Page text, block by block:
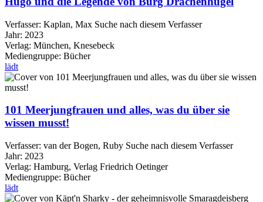
Verfasser: Kaplan, Max Suche nach diesem Verfasser
Jahr: 2023
Verlag: München, Knesebeck
Mediengruppe: Bücher
lädt
101 Meerjungfrauen und alles, was du über sie
wissen musst!
Verfasser: van der Bogen, Ruby Suche nach diesem Verfasser
Jahr: 2023
Verlag: Hamburg, Verlag Friedrich Oetinger
Mediengruppe: Bücher
lädt